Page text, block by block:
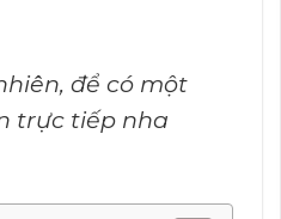
để có một
trực tiếp nha